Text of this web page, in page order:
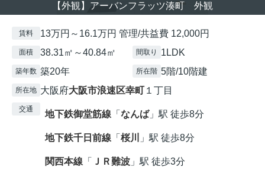
【外観】アーバンフラッツ湊町 外観
賃料 13万円～16.1万円 管理/共益費 12,000円
面積 38.31㎡～40.84㎡ 間取り 1LDK
築年数 築20年 所在階 5階/10階建
所在地 大阪府大阪市浪速区幸町 １丁目
交通 地下鉄御堂筋線 「 なんば」駅 徒歩8分
地下鉄千日前線 「 桜川 」駅 徒歩8分
関西本線 「 ＪＲ難波 」駅 徒歩3分